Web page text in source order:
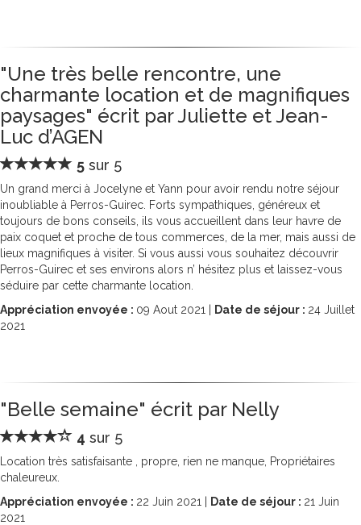
"Une très belle rencontre, une
charmante location et de magnifiques
paysages" écrit par Juliette et Jean-
Luc d’AGEN
5 sur 5
Un grand merci à Jocelyne et Yann pour avoir rendu notre séjour
inoubliable à Perros-Guirec. Forts sympathiques, généreux et
toujours de bons conseils, ils vous accueillent dans leur havre de
paix coquet et proche de tous commerces, de la mer, mais aussi de
lieux magnifiques à visiter. Si vous aussi vous souhaitez découvrir
Perros-Guirec et ses environs alors n’ hésitez plus et laissez-vous
séduire par cette charmante location.
Appréciation envoyée : 09 Aout 2021 | Date de séjour : 24 Juillet
2021
"Belle semaine" écrit par Nelly
4 sur 5
Location très satisfaisante , propre, rien ne manque, Propriétaires
chaleureux.
Appréciation envoyée : 22 Juin 2021 | Date de séjour : 21 Juin
2021